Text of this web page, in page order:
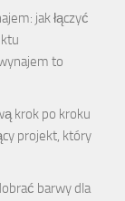
jak łączyć
to
krok po kroku
projekt, który
barwy dla